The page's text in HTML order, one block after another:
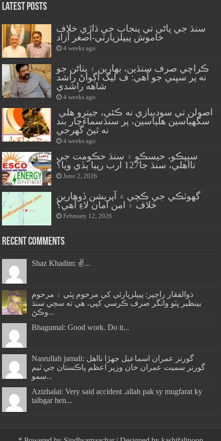
Latest Posts
سنڌ جي پاڻي تي پنجاب جي ڌاڙي خلاف
خاموش پيپلزپارٽي-اصغر آزاد
4 weeks ago
ڪراچي صرف سنڌين، بهارين ۽ پٺاڻن جو
نه پر سڀني جو آهي: ف ليگ اڳواڻ راشد
شاهه راشدي
4 weeks ago
سگهياسين هلياسين، پر سنڌسماءَچار بند
نه ٿيڻ گهرجي
4 weeks ago
سيپڪو، حيسڪو ۽ سنڌ حڪومت جي
نااهلي، سنڌ جا127 ارب رپيا ٻڏي ويا؟
June 2, 2026
گهوٽڪي جي ڪچي ۾ آپريشن ڏوهارين
خلاف ۽ امن امان لاءِ آهي؟
February 12, 2026
Recent Comments
Shaz Khadim: ✌️...
ذوالفقار راڄپر: پيپلزپارٽي کي مرحوم ڀٽي ۽ مرحوم
بينظير ڀٽو وانگر صرف ڪرسي کپي، هي ته سڄي سنڌ
وڪڻ...
Bhagumal: Good work. Do it...
Nasrullah jamali: گورنر عمران اسماعيل جھڙا نااهل
گورنر سميت عمران خان وزير اعظم پاڪستان جي ٽيم
سمو...
Azizhalai: Very said accident .allah pak sy mugfarat ky
talbgar hen...